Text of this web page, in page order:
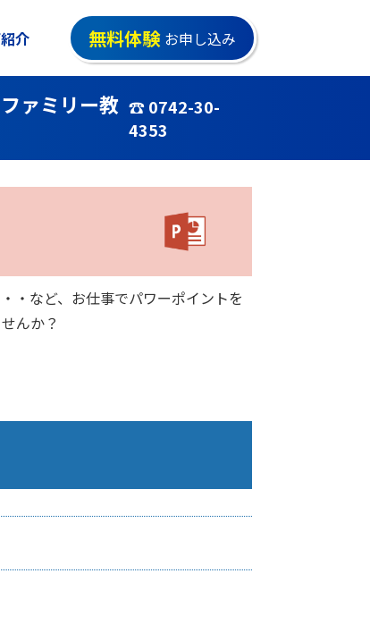
介 無料体験 お申し込み
ァミリー教 ☎ 0742-30-
4353
・など、お仕事でパワーポイントを
んか？